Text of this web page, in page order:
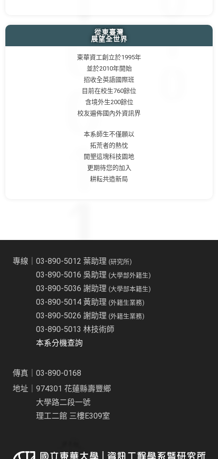
從東臺灣
展望全世界
東華資工創立於1995年
並於2010年開始
招收全英語國際班
目前在校生760餘位
含境外生200餘位
校友遍佈國內外資訊界
本系師生不僅願以
拓荒者的熱忱
開墾這塊科技園地
更期待您的加入
耕耘共造新局
專線｜03-890-5012 葉助理(研究所)
03-890-5016 吳助理(大學部外籍生)
03-890-5036 謝助理(大學部本籍生)
03-890-5014 黃助理(外籍生業務)
03-890-5026 謝助理(外籍生業務)
03-890-5013 林技術師
本系分機查詢
傳真｜03-890-0168
地址｜974301 花蓮縣壽豐鄉
大學路二段一號
理工二館 三樓E309室